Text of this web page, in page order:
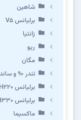
شاهین
برلیانس V5
زانتیا
ریو
مگان
تندر ۹۰ و ساندرو
برلیانس H220 و H230
برلیانس H330 و H320 و کراس
ماکسیما